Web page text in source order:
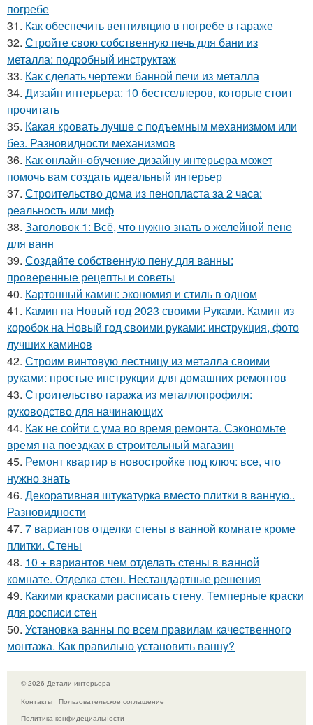
погребе
31. Как обеспечить вентиляцию в погребе в гараже
32. Стройте свою собственную печь для бани из
металла: подробный инструктаж
33. Как сделать чертежи банной печи из металла
34. Дизайн интерьера: 10 бестселлеров, которые стоит
прочитать
35. Какая кровать лучше с подъемным механизмом или
без. Разновидности механизмов
36. Как онлайн-обучение дизайну интерьера может
помочь вам создать идеальный интерьер
37. Строительство дома из пенопласта за 2 часа:
реальность или миф
38. Заголовок 1: Всё, что нужно знать о желейной пенe
для ванн
39. Создайте собственную пену для ванны:
проверенные рецепты и советы
40. Картонный камин: экономия и стиль в одном
41. Камин на Новый год 2023 своими Руками. Камин из
коробок на Новый год своими руками: инструкция, фото
лучших каминов
42. Строим винтовую лестницу из металла своими
руками: простые инструкции для домашних ремонтов
43. Строительство гаража из металлопрофиля:
руководство для начинающих
44. Как не сойти с ума во время ремонта. Сэкономьте
время на поездках в строительный магазин
45. Ремонт квартир в новостройке под ключ: все, что
нужно знать
46. Декоративная штукатурка вместо плитки в ванную..
Разновидности
47. 7 вариантов отделки стены в ванной комнате кроме
плитки. Стены
48. 10 + вариантов чем отделать стены в ванной
комнате. Отделка стен. Нестандартные решения
49. Какими красками расписать стену. Темперные краски
для росписи стен
50. Установка ванны по всем правилам качественного
монтажа. Как правильно установить ванну?
© 2026 Детали интерьера
Контакты
Пользовательское соглашение
Политика конфидециальности